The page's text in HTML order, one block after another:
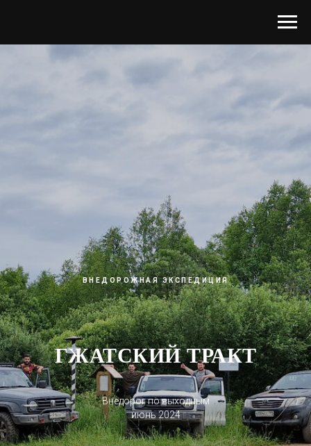
ВНЕДОРОЖНАЯ ЭКСПЕДИЦИЯ
ГЖАТСКИЙ ТРАКТ
Внедорог по выходным
июнь 2024